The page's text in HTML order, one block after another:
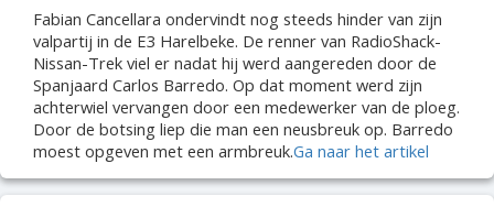
Fabian Cancellara ondervindt nog steeds hinder van zijn
valpartij in de E3 Harelbeke. De renner van RadioShack-
Nissan-Trek viel er nadat hij werd aangereden door de
Spanjaard Carlos Barredo. Op dat moment werd zijn
achterwiel vervangen door een medewerker van de ploeg.
Door de botsing liep die man een neusbreuk op. Barredo
moest opgeven met een armbreuk.Ga naar het artikel